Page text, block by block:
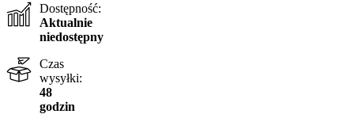
Dostępność:
Aktualnie
niedostępny
Czas
wysyłki:
48
godzin